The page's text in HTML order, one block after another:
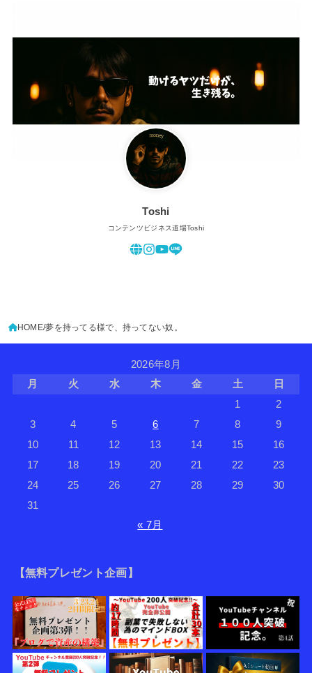
Toshi
コンテンツビジネス道場Toshi
HOME 夢を持ってる様で、持ってない奴。
2026年8月
月
火 水 木 金 土
日
1
2
3
4 5 6 7 8
9
10
11 12 13 14 15
16
17
18 19 20 21 22
23
24
25 26 27 28 29
30
31
« 7月
【無料プレゼント企画】